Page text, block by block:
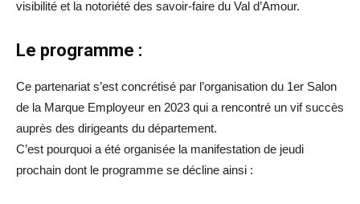
visibilité et la notoriété des savoir-faire du Val d’Amour.
Le programme :
Ce partenariat s’est concrétisé par l’organisation du 1er Salon
de la Marque Employeur en 2023 qui a rencontré un vif succès
auprès des dirigeants du département.
C’est pourquoi a été organisée la manifestation de jeudi
prochain dont le programme se décline ainsi :